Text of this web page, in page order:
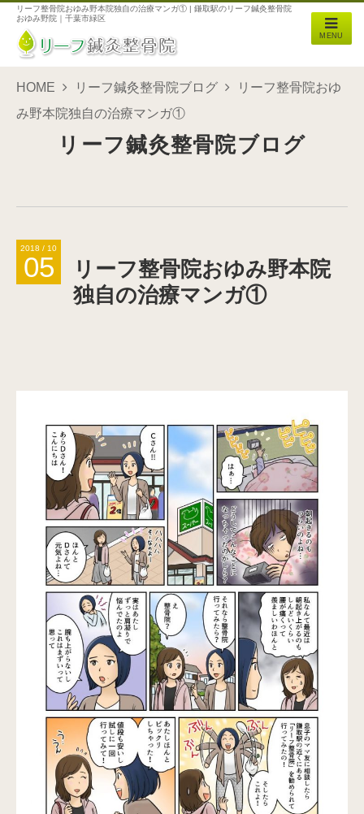
リーフ整骨院おゆみ野本院独自の治療マンガ① | 鎌取駅のリーフ鍼灸整骨院
おゆみ野院｜千葉市緑区
MENU
HOME リーフ鍼灸整骨院ブログ
リーフ整骨院おゆ
み野本院独自の治療マンガ①
リーフ鍼灸整骨院ブログ
リーフ整骨院おゆみ野本院
独自の治療マンガ①
2018 / 10
05